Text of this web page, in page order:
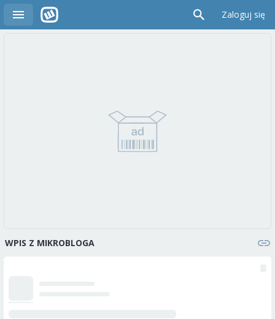
Zaloguj się
WPIS Z MIKROBLOGA